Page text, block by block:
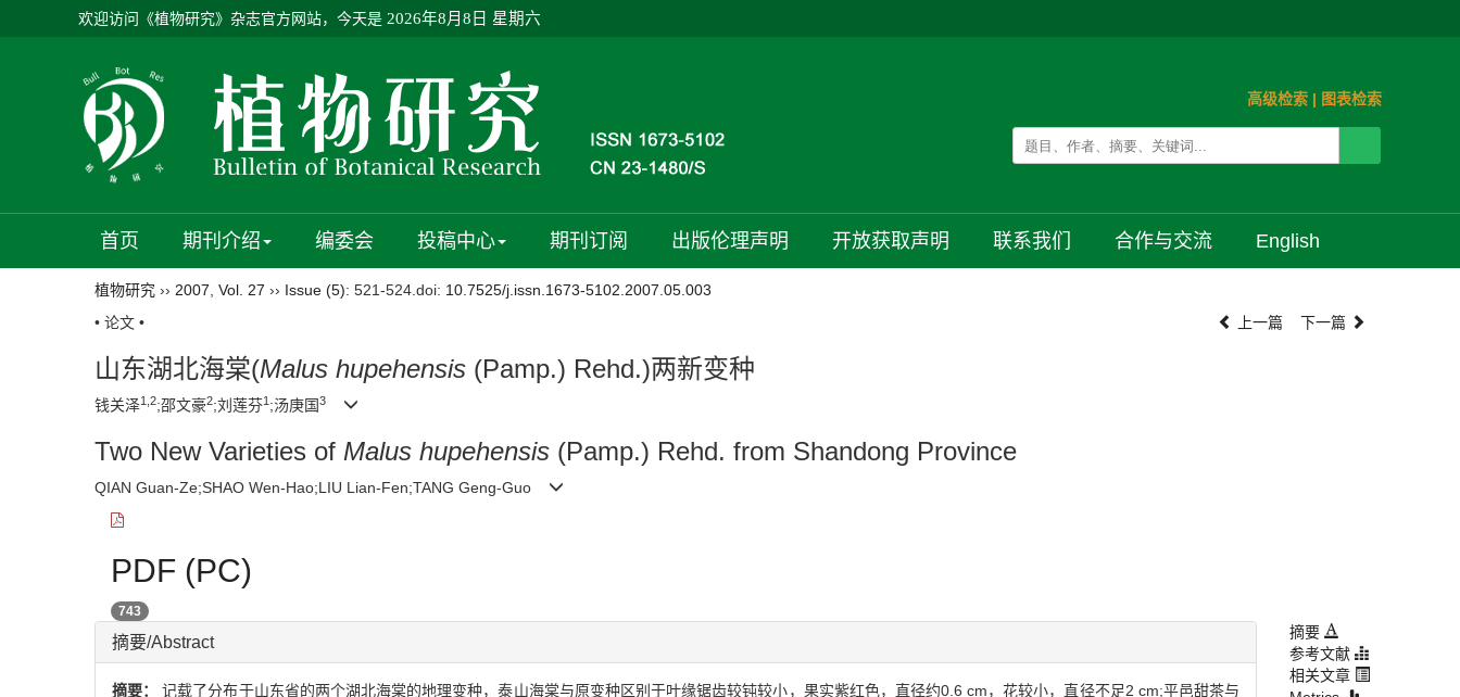
欢迎访问《植物研究》杂志官方网站，今天是 2026年8月8日 星期六
高级检索 | 图表检索
首页 期刊介绍 编委会 投稿中心 期刊订阅 出版伦理声明 开放获取声明 联系我们 合作与交流 English
植物研究 ›› 2007 Vol. 27 ›› Issue (5): 521-524. doi: 10.7525/j.issn.1673-5102.2007.05.003
• 论文 •
上一篇 下一篇
山东湖北海棠(Malus hupehensis (Pamp.) Rehd.)两新变种
钱关泽1,2;邵文豪2;刘莲芬1 ;汤庚国3
Two New Varieties of Malus hupehensis (Pamp.) Rehd. from Shandong Province
QIAN Guan-Ze;SHAO Wen-Hao;LIU Lian-Fen;TANG Geng-Guo
PDF (PC)
743
摘要/Abstract
摘要：记载了分布于山东省的两个湖北海棠的地理变种，泰山海棠与原变种区别于叶缘锯齿较钝较小，果实紫红色，直径约0.6 cm，花较小，直径不足2 cm;平邑甜茶与
摘要
参考文献
相关文章